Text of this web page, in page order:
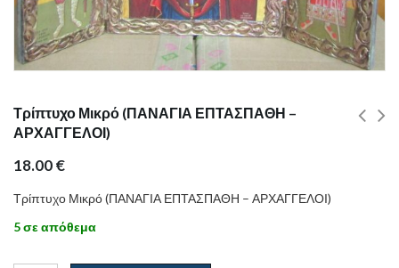
Τρίπτυχο Μικρό (ΠΑΝΑΓΙΑ ΕΠΤΑΣΠΑΘΗ –
ΑΡΧΑΓΓΕΛΟΙ)
18.00€
Τρίπτυχο Μικρό (ΠΑΝΑΓΙΑ ΕΠΤΑΣΠΑΘΗ – ΑΡΧΑΓΓΕΛΟΙ)
5 σε απόθεμα